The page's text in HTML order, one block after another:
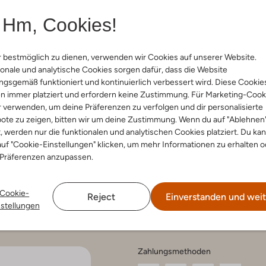
Hm, Cookies!
bestmöglich zu dienen, verwenden wir Cookies auf unserer Website.
und analytische Cookies sorgen dafür, dass die Website
funktioniert und kontinuierlich verbessert wird. Diese
immer platziert und erfordern keine Zustimmung. Für Marketing-
verwenden, um deine Präferenzen zu verfolgen und dir personalisierte
zu zeigen, bitten wir um deine Zustimmung. Wenn du auf
werden nur die funktionalen und analytischen Cookies platziert. Du
"Cookie-Einstellungen" klicken, um mehr Informationen zu erhalten
anzupassen.
Cookie-
Reject Einverstanden und
und
Account
Mein Konto
Häufig gestellte Fragen
Tipps &
Zahlungsmethoden